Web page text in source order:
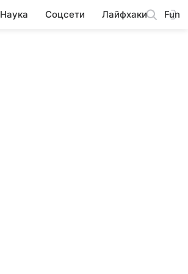
Наука Соцсети Лайфхаки Fun